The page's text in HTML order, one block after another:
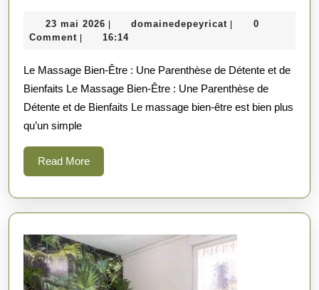
l’Univers
du
Massage
Bien-
23 mai 2026 23
mai
| domainedepeyricat |
0
Comment | 16:14
Le Massage Bien-Être : Une Parenthèse de Détente et de
Bienfaits Le Massage Bien-Être : Une Parenthèse de
Détente et de Bienfaits Le massage bien-être est bien plus
qu’un simple
Read MoreRead
More